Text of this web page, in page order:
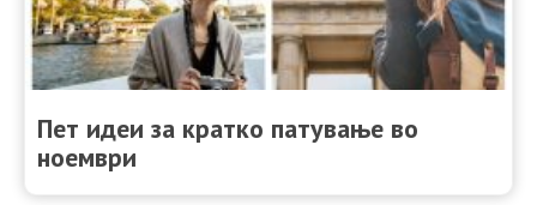
Пет идеи за кратко патување во
ноември